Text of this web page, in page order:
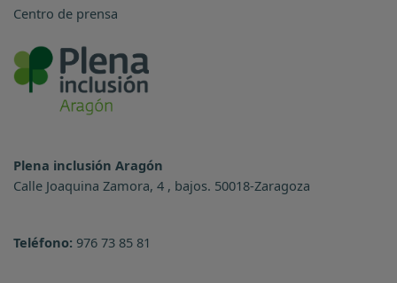
Centro de prensa
Plena inclusión Aragón
Calle Joaquina Zamora, 4 , bajos. 50018-Zaragoza
Teléfono: 976 73 85 81